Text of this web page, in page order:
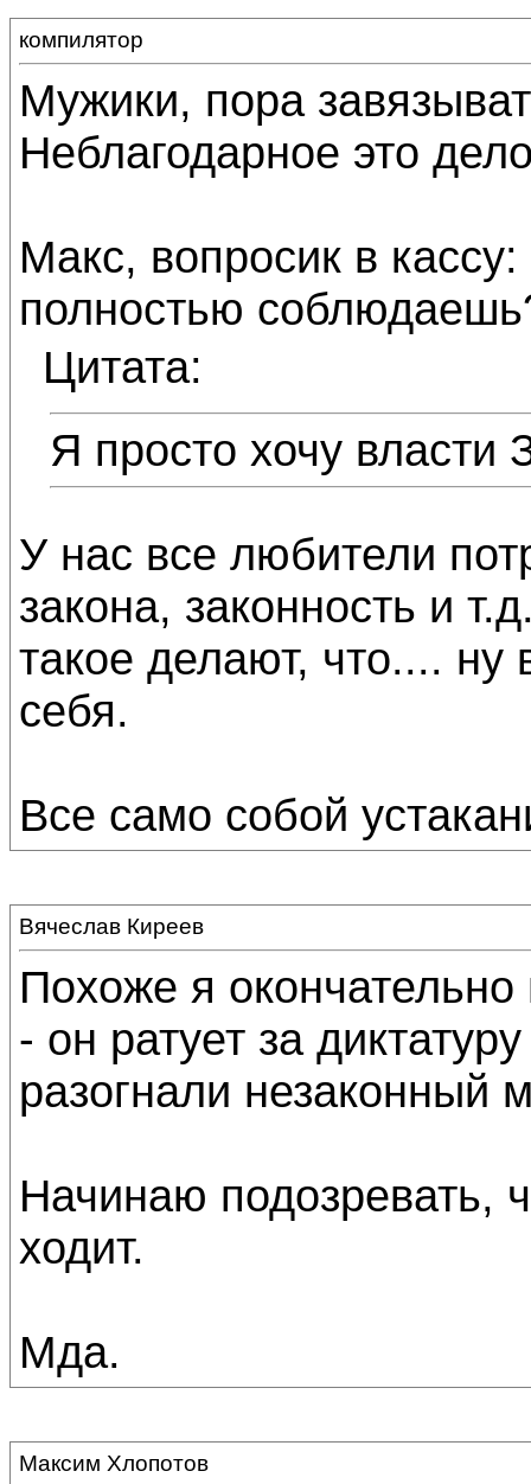
компилятор
Мужики, пора
Неблагодарное это
Макс, вопросик в
полностью
Цитата:
Я просто хочу власти
У нас все любители
закона, законность и
такое делают, что....
себя.
Все само собой
Вячеслав Киреев
Похоже я
- он ратует за
разогнали незаконный
Начинаю подозревать,
ходит.
Мда.
Максим Хлопотов